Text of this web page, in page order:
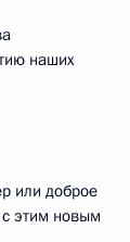
наших
или доброе
этим новым